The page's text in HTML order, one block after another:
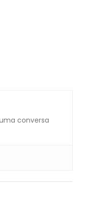
conversa